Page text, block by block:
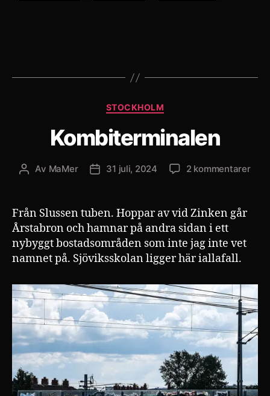
Kategorier
STOCKHOLM
Kombiterminalen
Inläggsförfattare
Av MaMer Inläggsdatum
31 juli, 2024 2 kommentarertill
Från Slussen tuben. Hoppar av vid Zinken går
Årstabron och hamnar på andra sidan i ett
nybyggt bostadsområden som inte jag inte vet
namnet på. Sjöviksskolan ligger här iallafall.